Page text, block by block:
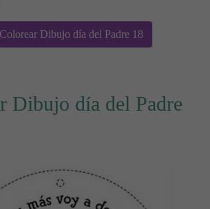
Dibujo día del Padre 18
Dibujo día del Padre